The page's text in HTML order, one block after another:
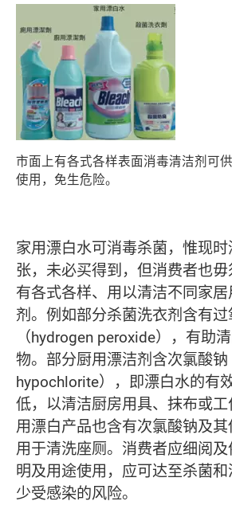
市面上有各式各样表面消毒清洁剂可
使用，免生危险。
家用漂白水可消毒杀菌，惟现
张，未必买得到，但消费者也
有各式各样、用以清洁不同家
剂。例如部分杀菌洗衣剂含有
（hydrogen peroxide），有助
物。部分厨用漂洁剂含次氯酸
hypochlorite），即漂白水的有
低，以清洁厨房用具、抹布或
用漂白产品也含有次氯酸钠及
用于清洗座厕。消费者应细阅
明及用途使用，应可达至杀菌
少受感染的风险。